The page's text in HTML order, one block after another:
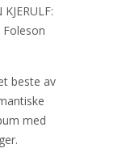
Foleson
beste av
med